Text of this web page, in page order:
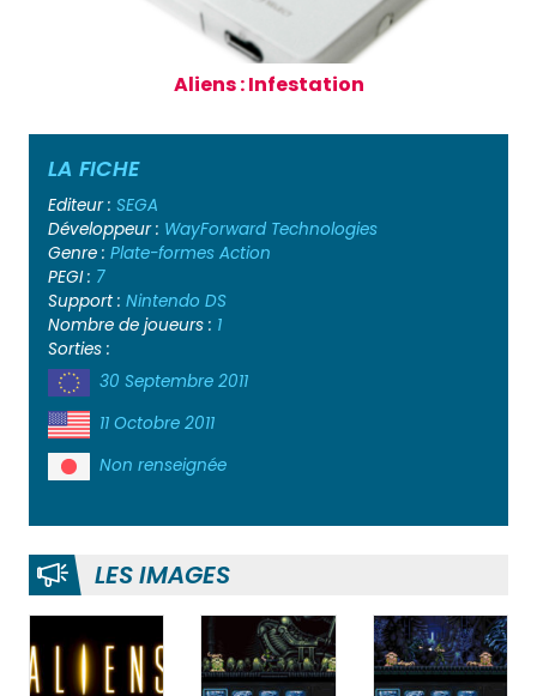
Aliens : Infestation
LA FICHE
Editeur : SEGA
Développeur : WayForward Technologies
Genre : Plate-formes Action
PEGI : 7
Support : Nintendo DS
Nombre de joueurs : 1
Sorties :
30 Septembre 2011
11 Octobre 2011
Non renseignée
LES IMAGES